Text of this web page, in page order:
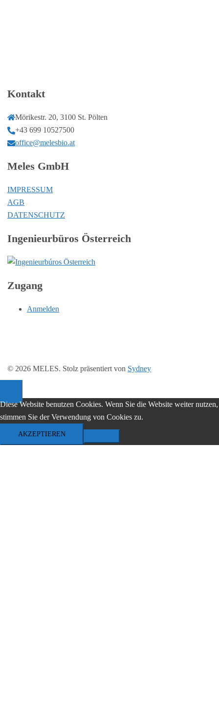
Kontakt
Mörikestr. 20, 3100 St. Pölten
+43 699 10527500
office@melesbio.at
Meles GmbH
IMPRESSUM
AGB
DATENSCHUTZ
Ingenieurbüros Österreich
Zugang
Anmelden
© 2026 MELES. Stolz präsentiert von Sydney
Diese Website benutzen Cookies. Wenn Sie die Website weiter nutzen,
stimmen Sie der Verwendung von Cookies zu.
AKZEPTIEREN